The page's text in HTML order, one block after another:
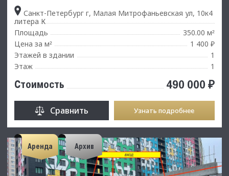
Санкт-Петербург г, Малая Митрофаньевская ул, 10к4
литера К
Площадь
350.00 м²
Цена за м²
1 400 ₽
Этажей в здании
1
Этаж
1
Стоимость 490 000 ₽
Сравнить Узнать подробнее
Аренда Архив